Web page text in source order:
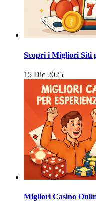
Scopri i Migliori Siti
15 Dic 2025
Migliori Casino